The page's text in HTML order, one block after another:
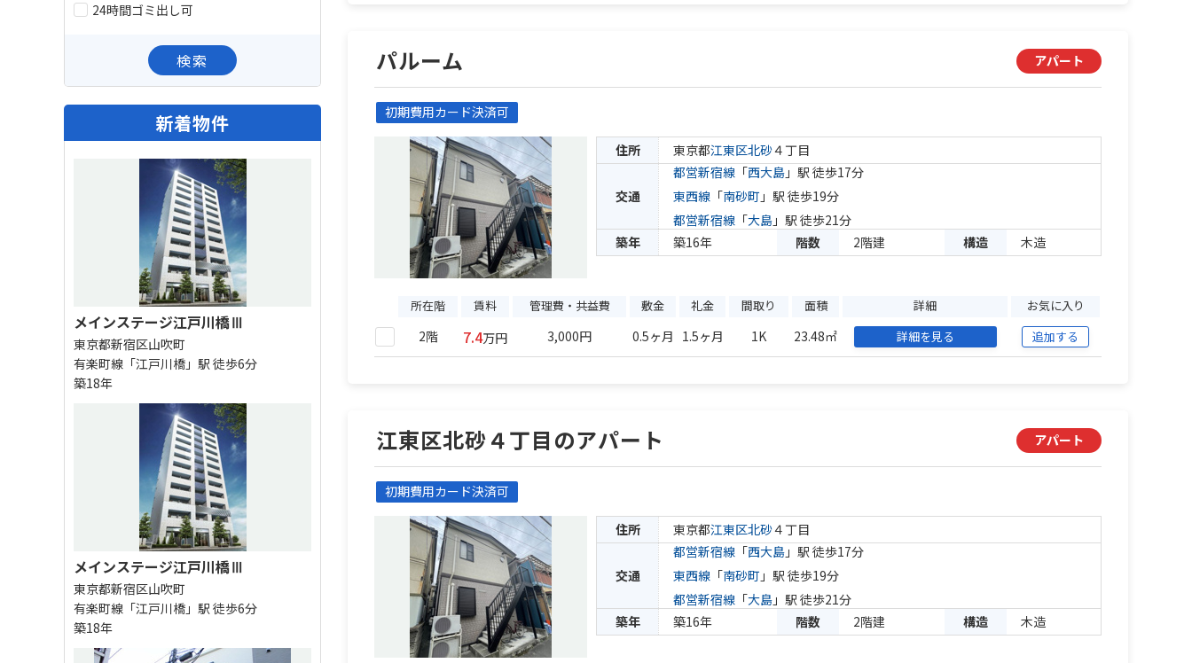
パルーム アパート
初期費用カード決済可
住所 東京都江東区北砂４丁目
交通
都営新宿線 「西大島 」駅 徒歩17分
東西線 「南砂町 」駅 徒歩19分
都営新宿線 「大島 」駅 徒歩21分
築年
築16年 階数 2階建 構造 木造
所在階 賃料 管理費・共益費 敷金 礼金 間取り 面積 詳細 お気に入り
2階 7.4万円 3,000円 0.5ヶ月 1.5ヶ月 1K 23.48㎡ 詳細を見る 追加する
江東区北砂４丁目のアパート アパート
初期費用カード決済可
住所 東京都江東区北砂４丁目
交通
都営新宿線 「西大島 」駅 徒歩17分
東西線 「南砂町 」駅 徒歩19分
都営新宿線 「大島 」駅 徒歩21分
築年
築16年 階数 2階建 構造 木造
24時間ゴミ出し可
検索
新着物件
メインステージ江戸川橋Ⅲ
東京都新宿区山吹町
有楽町線「江戸川橋」駅 徒歩6分
築18年
メインステージ江戸川橋Ⅲ
東京都新宿区山吹町
有楽町線「江戸川橋」駅 徒歩6分
築18年